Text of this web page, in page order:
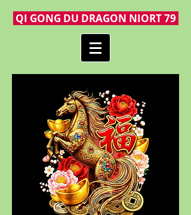
QI GONG DU DRAGON NIORT 79